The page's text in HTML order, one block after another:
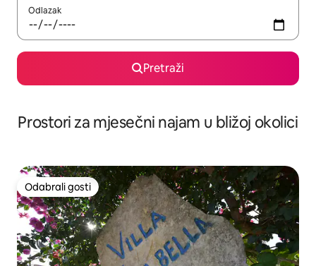
Odlazak
Pretraži
Prostori za mjesečni najam u bližoj okolici
Odabrali gosti
Odabrali gosti